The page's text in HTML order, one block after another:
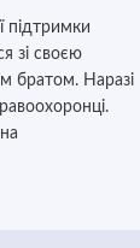
підтримки
зі своєю
братом. Наразі